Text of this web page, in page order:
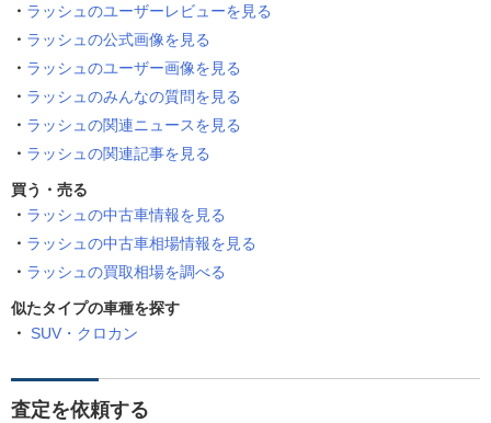
ラッシュのユーザーレビューを見る
ラッシュの公式画像を見る
ラッシュのユーザー画像を見る
ラッシュのみんなの質問を見る
ラッシュの関連ニュースを見る
ラッシュの関連記事を見る
買う・売る
ラッシュの中古車情報を見る
ラッシュの中古車相場情報を見る
ラッシュの買取相場を調べる
似たタイプの車種を探す
SUV・クロカン
査定を依頼する